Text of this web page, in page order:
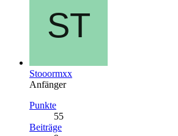
Stooormxx
Anfänger
Punkte
55
Beiträge